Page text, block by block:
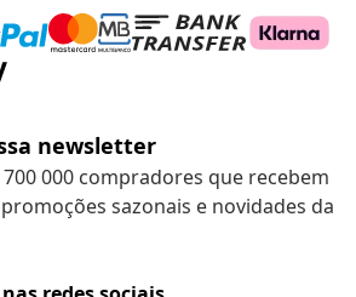
newsletter
700 000 compradores que recebem
sazonais e novidades da